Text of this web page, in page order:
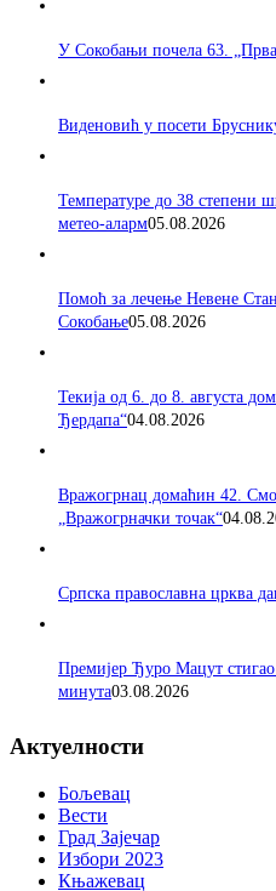
У Сокобањи почела 63.
Виденовић у посети
Температуре до 38 степени
метео-аларм05.08.2026
Помоћ за лечење Невене
Сокобање05.08.2026
Текија од 6. до 8. августа
Ђердапа“04.08.2026
Вражогрнац домаћин 42.
„Вражогрначки точак“
Српска православна црква
Премијер Ђуро Мацут
минута03.08.2026
Актуелности
Бољевац
Вести
Град Зајечар
Избори 2023
Књажевац